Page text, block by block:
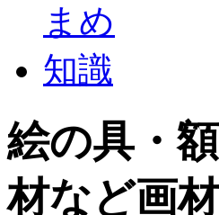
絵の具・
材など画